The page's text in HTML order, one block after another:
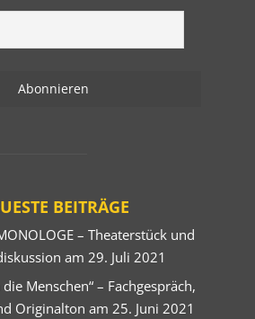
BEITRÄGE
– Theaterstück und
am 29. Juli 2021
Menschen“ – Fachgespräch,
Originalton am 25. Juni 2021